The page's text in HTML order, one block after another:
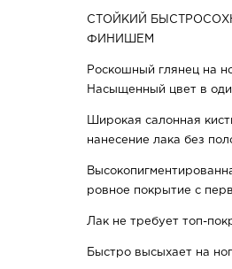
СТОЙКИЙ
ФИНИШЕМ
Роскошный глянец на
Насыщенный цвет в
Широкая салонная
нанесение лака без
ровное покрытие с
Лак не требует топ-
Быстро высыхает на